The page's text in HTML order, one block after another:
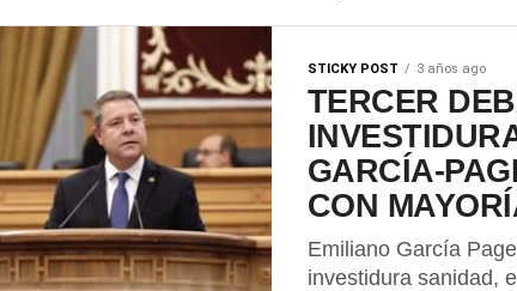
STICKY POST 3 años ago
TERCER
GARCÍA-
CON
Emiliano García
investidura sanidad,